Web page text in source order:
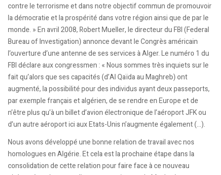
contre le terrorisme et dans notre objectif commun de promouvoir
la démocratie et la prospérité dans votre région ainsi que de par le
monde. » En avril 2008, Robert Mueller, le directeur du FBI (Federal
Bureau of Investigation) annonce devant le Congrès américain
l’ouverture d’une antenne de ses services à Alger. Le numéro 1 du
FBI déclare aux congressmen : « Nous sommes très inquiets sur le
fait qu’alors que ses capacités (d’Al Qaïda au Maghreb) ont
augmenté, la possibilité pour des individus ayant deux passeports,
par exemple français et algérien, de se rendre en Europe et de
n’être plus qu’à un billet d’avion électronique de l’aéroport JFK ou
d’un autre aéroport ici aux Etats-Unis n’augmente également (…).
Nous avons développé une bonne relation de travail avec nos
homologues en Algérie. Et cela est la prochaine étape dans la
consolidation de cette relation pour faire face à ce nouveau